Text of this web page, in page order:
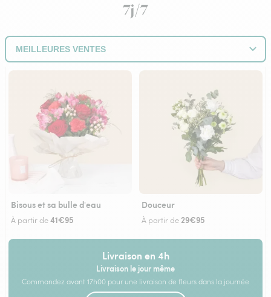
7j/7
Bisous et sa bulle d'eau
À partir de41€95
Douceur
À partir de 29€95
Livraison en 4h
Livraison le jour même
Commandez avant 17h00 pour une livraison de fleurs dans la journée